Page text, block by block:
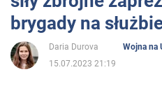
Rozrywka
Życie
brygady na
Daria Durova
Wojna na
15.07.2023 21:19